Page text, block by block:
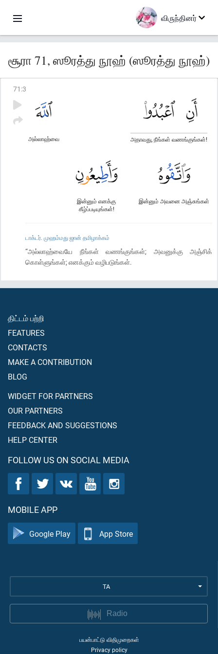
விருந்தினர்
சூரா 71, ஸூரத்து நூஹ் (ஸூரத்து நூஹ்)
71 :3
அதாவது, நீங்கள் வணங்குங்கள்!
அல்லாஹ்வை
இன்னும் அவனை அஞ்சுங்கள்
இன்னும் எனக்கு
கீழ்ப்படியுங்கள்!
டாக்டர். முஹம்மது ஜான் தமிழாக்கம்
“அல்லாஹ்வையே நீங்கள் வணங்குங்கள்; அவனுக்கு அஞ்சிக்
கொள்ளுங்கள்; எனக்கும் வழிபடுங்கள்.
திட்டம் பற்றி
FEATURES
CONTACTS
MAKE A CONTRIBUTION
BLOG
WIDGET FOR PARTNERS
OUR PARTNERS
FEEDBACK AND SUGGESTIONS
HELP CENTER
FOLLOW US ON SOCIAL MEDIA
MOBILE APP
Google Play App Store
TA
Radio
பயன்பாட்டு விதிமுறைகள்
Privacy policy